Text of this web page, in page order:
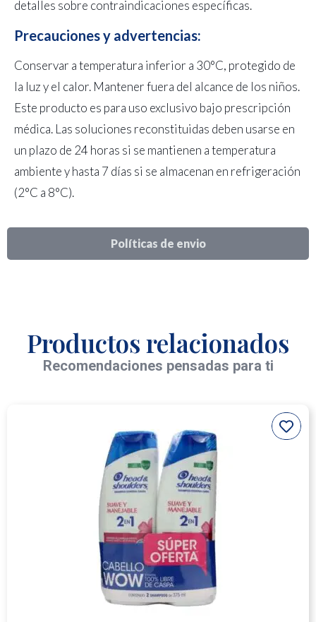
Políticas de envio
detalles sobre contraindicaciones específicas.
Precauciones y advertencias:
Conservar a temperatura inferior a 30°C, protegido de
la luz y el calor. Mantener fuera del alcance de los niños.
Este producto es para uso exclusivo bajo prescripción
médica. Las soluciones reconstituidas deben usarse en
un plazo de 24 horas si se mantienen a temperatura
ambiente y hasta 7 días si se almacenan en refrigeración
(2°C a 8°C).
Productos relacionados
Recomendaciones pensadas para ti